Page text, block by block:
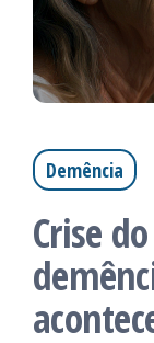
Demência
Crise